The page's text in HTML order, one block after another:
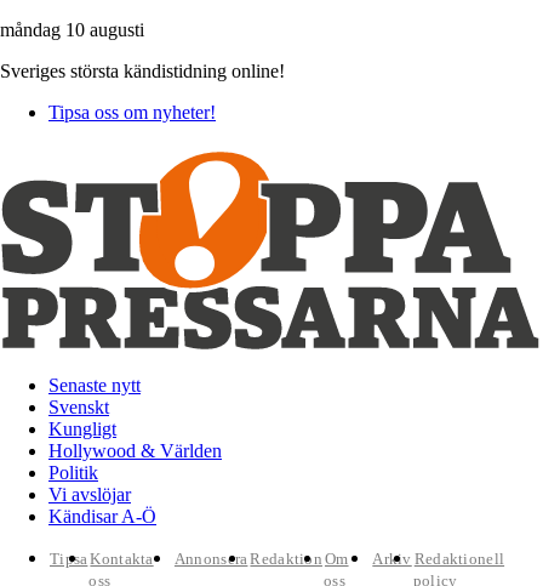
måndag 10 augusti
Sveriges största kändistidning online!
Tipsa oss om nyheter!
Senaste nytt
Svenskt
Kungligt
Hollywood & Världen
Politik
Vi avslöjar
Kändisar A-Ö
TipsaKontakta
oss
AnnonseraRedaktion Om
oss
Arkiv Redaktionell
policy